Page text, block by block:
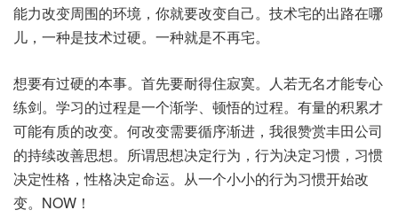
能力改变周围的环境，你就要改变自己。技术宅的出路在哪
儿，一种是技术过硬。一种就是不再宅。
想要有过硬的本事。首先要耐得住寂寞。人若无名才能专心
练剑。学习的过程是一个渐学、顿悟的过程。有量的积累才
可能有质的改变。何改变需要循序渐进，我很赞赏丰田公司
的持续改善思想。所谓思想决定行为，行为决定习惯，习惯
决定性格，性格决定命运。从一个小小的行为习惯开始改
变。NOW！